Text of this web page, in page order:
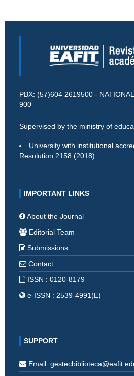
PBX: (57)604 2619500 -
900
Supervised by the ministry of
University with institutional
Resolution 2158 (2018)
IMPORTANT LINKS
About the Journal
Editorial Team
Submissions
Contact
ISSN : 0120-8179
e-ISSN : 2539-4991(E)
SUPPORT
Email: